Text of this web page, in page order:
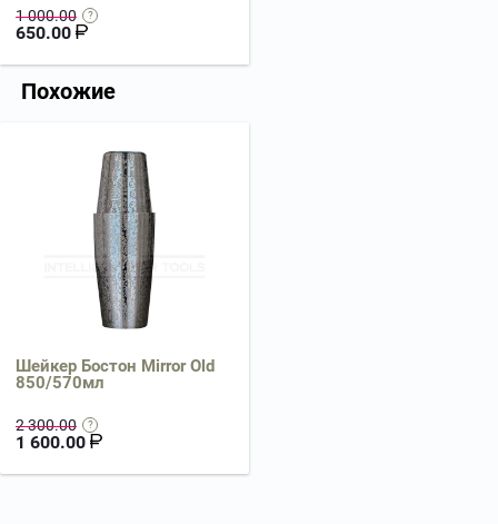
1 000.00
650.00
Похожие
Шейкер Бостон Mirror Old
850/570мл
2 300.00
1 600.00